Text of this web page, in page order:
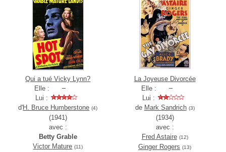
Qui a tué Vicky Lynn?
Elle :
Lui :
d'H. Bruce Humberstone (4)
(1941)
avec :
Betty Grable
Victor Mature (11)
La Joyeuse Divorcée
Elle :
Lui :
de Mark Sandrich (3)
(1934)
avec :
Fred Astaire (12)
Ginger Rogers (13)